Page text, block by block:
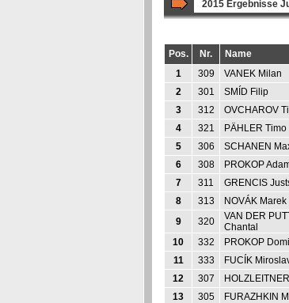
2015 Ergebnisse
Pos.
Nr. Name
1
309 VANEK Milan
2
301 SMÍD Filip
3
312 OVCHAROV
4
321 PÄHLER Timo
5
306 SCHANEN
6
308 PROKOP
7
311 GRENCIS
8
313 NOVÁK Marek
9
320
VAN DER
Chantal
10
332 PROKOP
11
333 FUCÍK
12
307
13
305 FURAZHKIN